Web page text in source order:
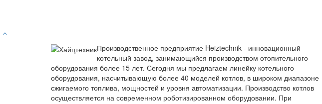
Производственное предприятие Heiztechnik - инновационный
котельный завод, занимающийся производством отопительного
оборудования более 15 лет. Сегодня мы предлагаем линейку котельного
оборудования, насчитывающую более 40 моделей котлов, в широком диапазоне
сжигаемого топлива, мощностей и уровня автоматизации. Производство котлов
осуществляется на современном роботизированном оборудовании. При